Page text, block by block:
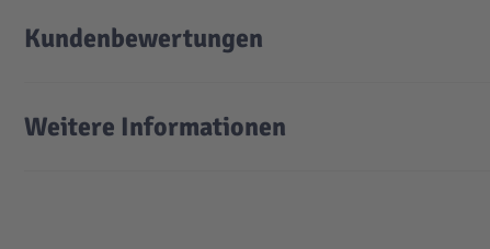
Kundenbewertungen
Weitere Informationen